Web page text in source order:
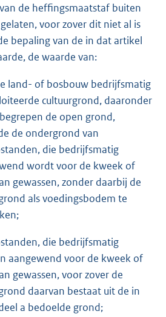
de heffingsmaatstaf buiten
voor zover dit niet al is
bepaling van de in dat artikel
de waarde van:
land- of bosbouw bedrijfsmatig
cultuurgrond, daaronder
de open grond,
de ondergrond van
die bedrijfsmatig
wordt voor de kweek of
gewassen, zonder daarbij de
als voedingsbodem te
die bedrijfsmatig
aangewend voor de kweek of
gewassen, voor zover de
daarvan bestaat uit de in
a bedoelde grond;